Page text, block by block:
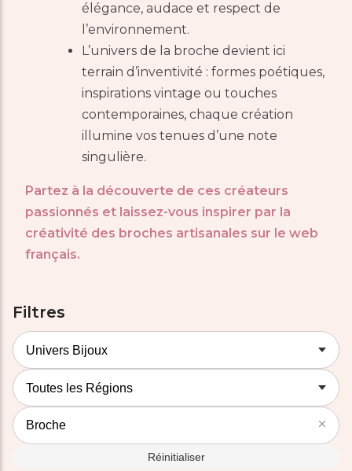
élégance, audace et respect de
l’environnement.
L’univers de la broche devient ici
terrain d’inventivité : formes poétiques,
inspirations vintage ou touches
contemporaines, chaque création
illumine vos tenues d’une note
singulière.
Partez à la découverte de ces créateurs
passionnés et laissez-vous inspirer par la
créativité des broches artisanales sur le web
français.
Filtres
Réinitialiser